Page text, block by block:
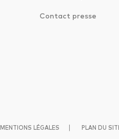
Contact presse
MENTIONS LÉGALES PLAN DU